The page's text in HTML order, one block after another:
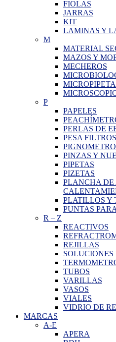
FIOLAS
JARRAS
KIT
LAMINAS Y
M
MATERIAL
MAZOS Y
MECHEROS
P
PAPELES
PERLAS DE
PESA FILTROS
PINZAS Y
PIPETAS
PIZETAS
PLANCHA
PLATILLOS Y
PUNTAS
R – Z
REACTIVOS
REJILLAS
TUBOS
VARILLAS
VASOS
VIALES
VIDRIO DE
MARCAS
A-E
APERA